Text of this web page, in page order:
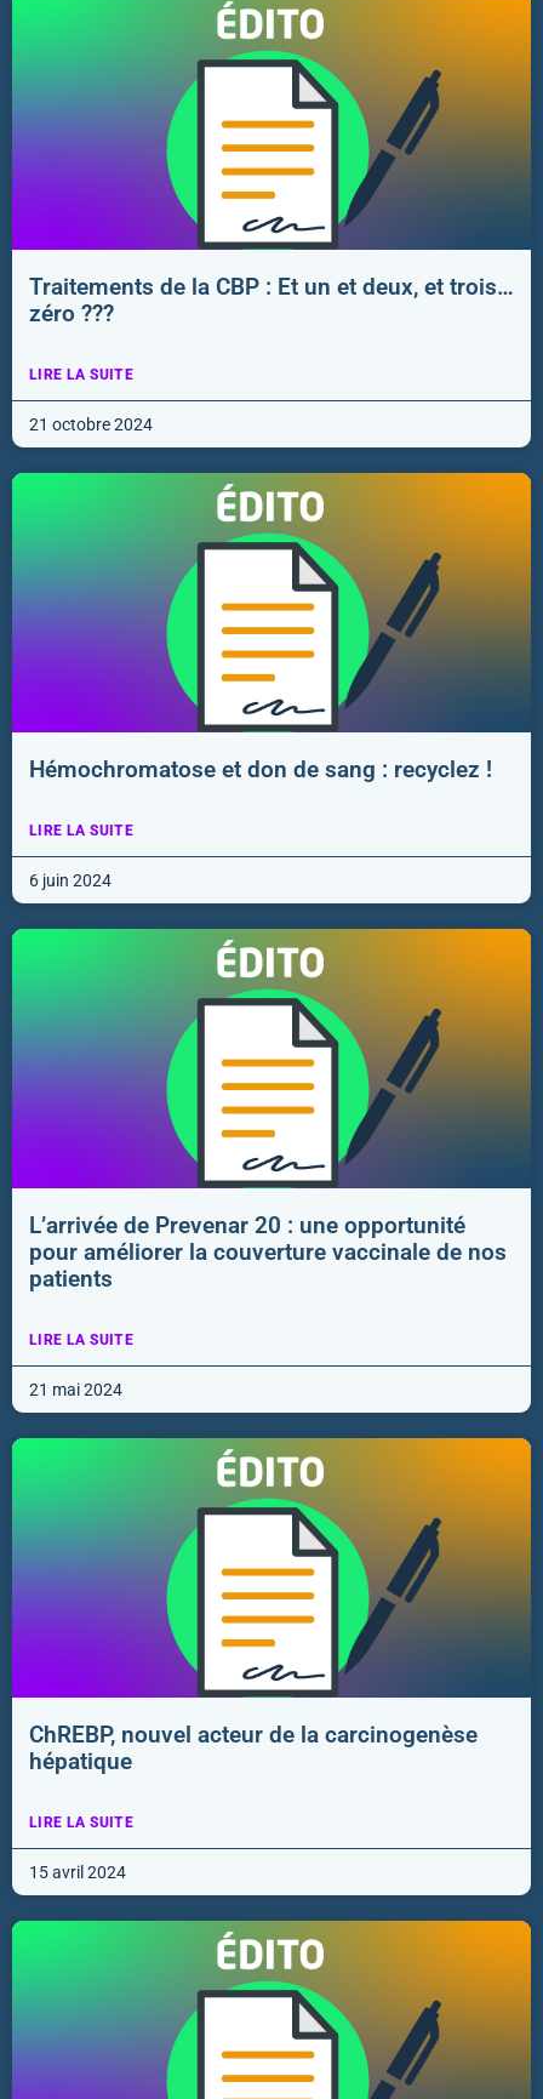
Traitements de la CBP : Et un et deux, et trois…
zéro ???
LIRE LA SUITE
21 octobre 2024
Hémochromatose et don de sang : recyclez !
LIRE LA SUITE
6 juin 2024
L’arrivée de Prevenar 20 : une opportunité
pour améliorer la couverture vaccinale de nos
patients
LIRE LA SUITE
21 mai 2024
ChREBP, nouvel acteur de la carcinogenèse
hépatique
LIRE LA SUITE
15 avril 2024